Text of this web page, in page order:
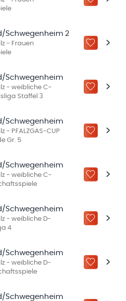
ZU „MEINE
Schwegenheim 2
- Frauen
ZU „MEINE
Schwegenheim
- weibliche C-
Staffel 3
ZU „MEINE
Schwegenheim
- PFALZGAS-CUP
Gr. 5
ZU „MEINE
Schwegenheim
- weibliche C-
ZU „MEINE
Schwegenheim
- weibliche D-
4
ZU „MEINE
Schwegenheim
- weibliche D-
ZU „MEINE
Schwegenheim